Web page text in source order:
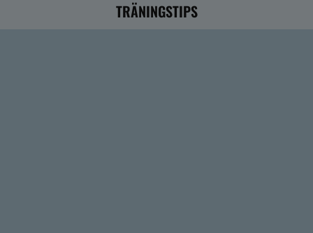
TRÄNINGSTIPS